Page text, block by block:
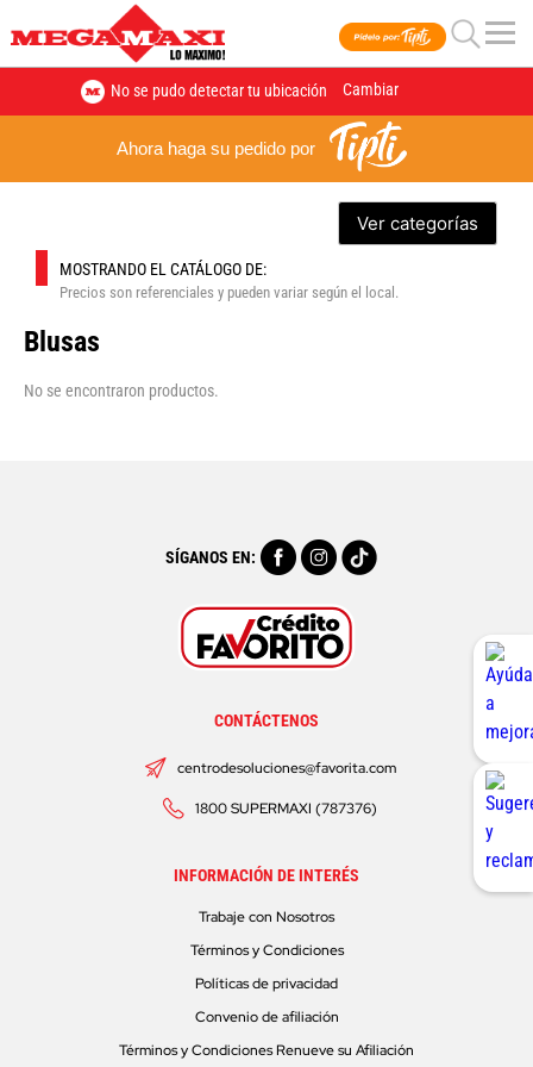
No se pudo detectar tu ubicación Cambiar
Ahora haga su pedido por
Ver categorías
MOSTRANDO EL CATÁLOGO DE:
Precios son referenciales y pueden variar según el local.
Blusas
No se encontraron productos.
SÍGANOS EN:
CONTÁCTENOS
centrodesoluciones@favorita.com
1800 SUPERMAXI (787376)
INFORMACIÓN DE INTERÉS
Trabaje con Nosotros
Términos y Condiciones
Políticas de privacidad
Convenio de afiliación
Términos y Condiciones Renueve su Afiliación